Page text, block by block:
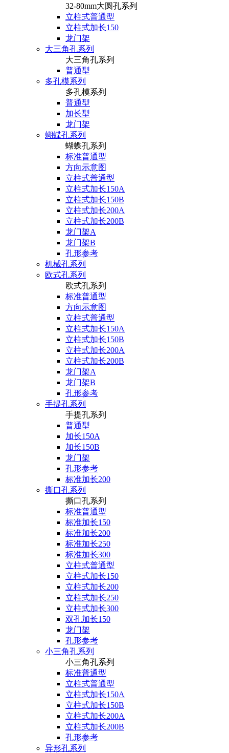
32-80mm大圆孔系列
立柱式普通型
立柱式加长150
龙门架
大三角孔系列
大三角孔系列
普通型
多孔模系列
多孔模系列
普通型
加长型
龙门架
蝴蝶孔系列
蝴蝶孔系列
标准普通型
方向示意图
立柱式普通型
立柱式加长150A
立柱式加长150B
立柱式加长200A
立柱式加长200B
龙门架A
龙门架B
孔形参考
机械孔系列
欧式孔系列
欧式孔系列
标准普通型
方向示意图
立柱式普通型
立柱式加长150A
立柱式加长150B
立柱式加长200A
立柱式加长200B
龙门架A
龙门架B
孔形参考
手提孔系列
手提孔系列
普通型
加长150A
加长150B
龙门架
孔形参考
标准加长200
撕口孔系列
撕口孔系列
标准普通型
标准加长150
标准加长200
标准加长250
标准加长300
立柱式普通型
立柱式加长150
立柱式加长200
立柱式加长250
立柱式加长300
双孔加长150
龙门架
孔形参考
小三角孔系列
小三角孔系列
标准普通型
立柱式普通型
立柱式加长150A
立柱式加长150B
立柱式加长200A
立柱式加长200B
孔形参考
异形孔系列